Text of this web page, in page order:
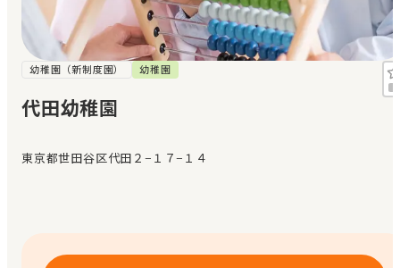
見学日記
メッセージ
おすすめの園
エンクルの特徴と活用方法
幼稚園（新制度園） 幼稚園
代田幼稚園
東京都世田谷区代田２−１７−１４